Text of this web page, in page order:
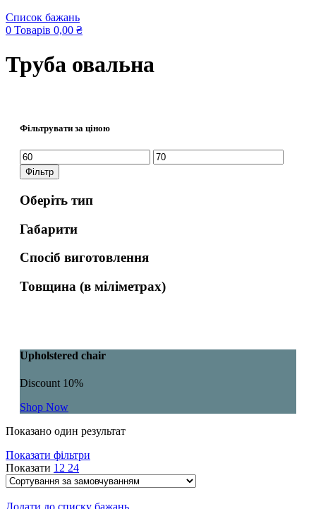
Список бажань
0 Товарів 0,00 ₴
Труба овальна
Фільтрувати за ціною
Мінімальна
ціна
Найбільша
ціна
Фільтр
Оберіть тип
Габарити
Спосіб виготовлення
Товщина (в міліметрах)
Upholstered chair
Discount 10%
Shop Now
Показано один результат
Показати фільтри
Показати 12 24